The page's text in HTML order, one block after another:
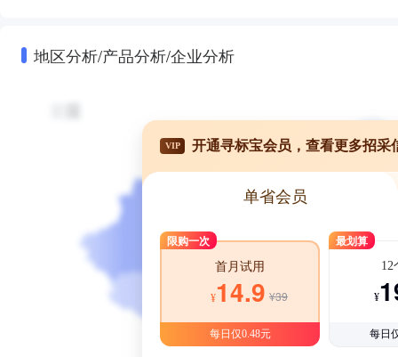
地区分析/产品分析/企业分析
VIP 开通寻标宝会员，查看更多招采
单省会员
限购一次
首月试用
¥14.9 ¥39
每日仅0.48元
最划算
12
¥
每日